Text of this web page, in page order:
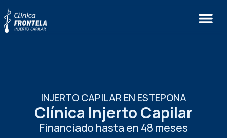
INJERTO CAPILAR EN ESTEPONA
Clínica Injerto Capilar
Financiado hasta en 48 meses